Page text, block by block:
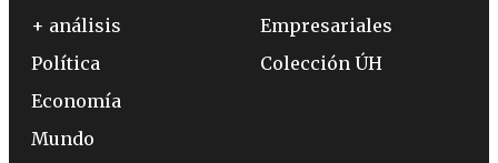
+ análisis
Política
Economía
Mundo
Empresariales
Colección ÚH